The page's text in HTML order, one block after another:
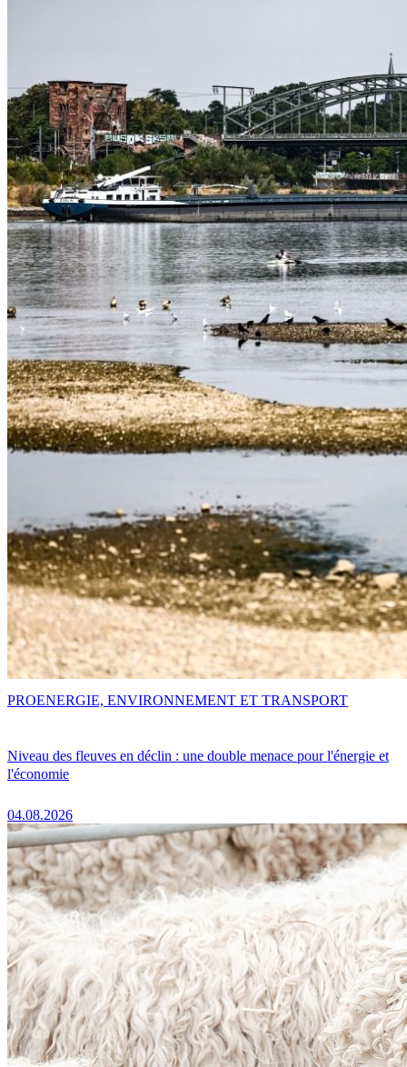
Niveau des fleuves en déclin : une double menace pour l'énergie et
l'économie
04.08.2026
PROENERGIE, ENVIRONNEMENT ET TRANSPORT